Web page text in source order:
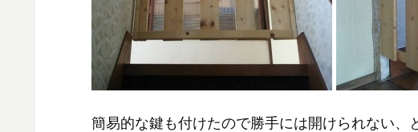
簡易的な鍵も付けたので勝手には開けられない